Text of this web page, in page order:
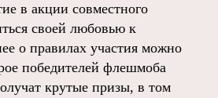
в акции совместного
своей любовью к
о правилах участия можно
победителей флешмоба
крутые призы, в том